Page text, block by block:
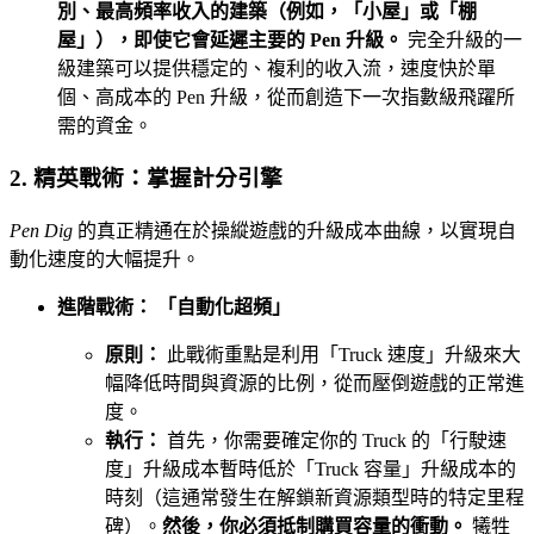
別、最高頻率收入的建築（例如，「小屋」或「棚
屋」），即使它會延遲主要的 Pen 升級。 完全升級的一
級建築可以提供穩定的、複利的收入流，速度快於單
個、高成本的 Pen 升級，從而創造下一次指數級飛躍所
需的資金。
2. 精英戰術：掌握計分引擎
Pen Dig 的真正精通在於操縱遊戲的升級成本曲線，以實現自
動化速度的大幅提升。
進階戰術： 「自動化超頻」
原則：
此戰術重點是利用「Truck 速度」升級來大
幅降低時間與資源的比例，從而壓倒遊戲的正常進
度。
執行： 首先，你需要確定你的 Truck 的「行駛速
度」升級成本暫時低於「Truck 容量」升級成本的
時刻（這通常發生在解鎖新資源類型時的特定里程
碑）。 然後，你必須抵制購買容量的衝動。 犧牲